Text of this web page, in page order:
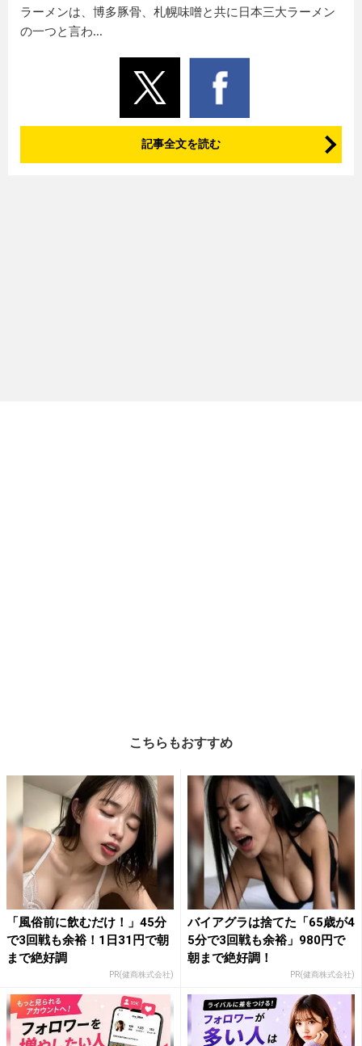
ラーメンは、博多豚骨、札幌味噌と共に日本三大ラーメン
の一つと言わ...
記事全文を読む
こちらもおすすめ
「風俗前に飲むだけ！」45分
で3回戦も余裕！1日31円で朝
まで絶好調
PR(健商株式会社)
バイアグラは捨てた「65歳が4
5分で3回戦も余裕」980円で
朝まで絶好調！
PR(健商株式会社)